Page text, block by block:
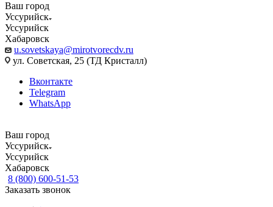
Ваш город
Уссурийск
Уссурийск
Хабаровск
u.sovetskaya@mirotvorecdv.ru
ул. Советская, 25 (ТД Кристалл)
Вконтакте
Telegram
WhatsApp
Ваш город
Уссурийск
Уссурийск
Хабаровск
8 (800) 600-51-53
Заказать звонок